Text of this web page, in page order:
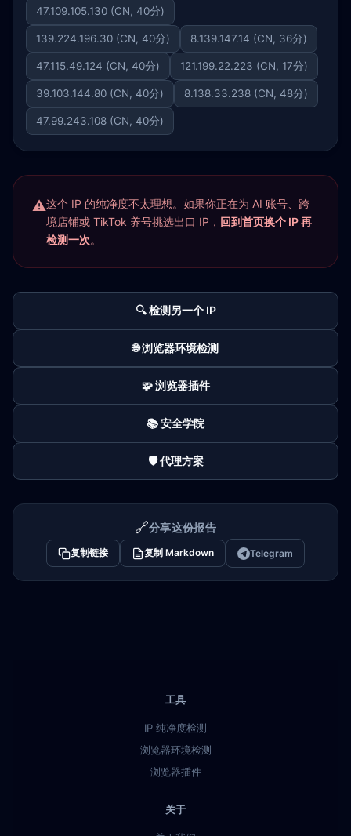
47.109.105.130 (CN, 40分)
139.224.196.30 (CN, 40分) 8.139.147.14 (CN, 36分)
47.115.49.124 (CN, 40分) 121.199.22.223 (CN, 17分)
39.103.144.80 (CN, 40分) 8.138.33.238 (CN, 48分)
47.99.243.108 (CN, 40分)
这个 IP 的纯净度不太理想。如果你正在为 AI 账号、跨
境店铺或 TikTok 养号挑选出口 IP， 回到首页换个 IP 再
检测一次。
🔍 检测另一个 IP
🌐 浏览器环境检测
🧩 浏览器插件
📚 安全学院
🛡️ 代理方案
🔗分享这份报告
复制链接 复制 Markdown Telegram
工具
IP 纯净度检测
浏览器环境检测
浏览器插件
关于